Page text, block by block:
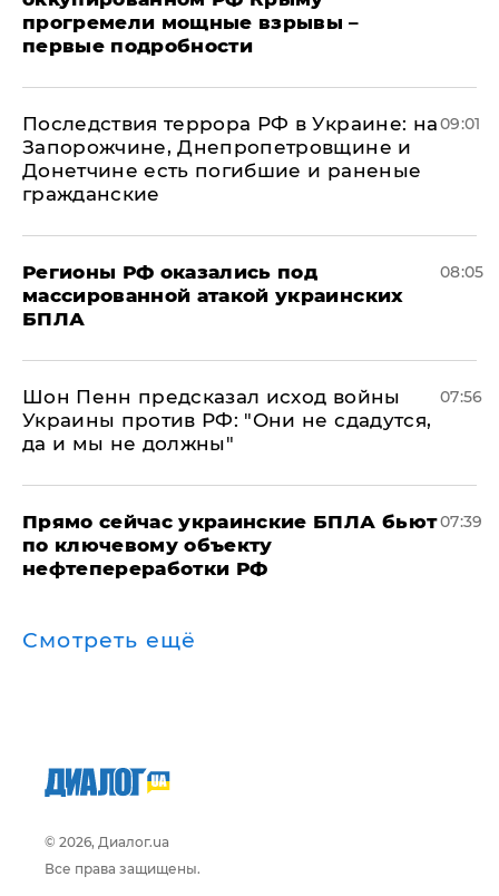
прогремели мощные взрывы –
первые подробности
Последствия террора РФ в Украине: на
Запорожчине, Днепропетровщине и
Донетчине есть погибшие и раненые
гражданские
09:01
Регионы РФ оказались под
массированной атакой украинских
БПЛА
08:05
Шон Пенн предсказал исход войны
Украины против РФ: "Они не сдадутся,
да и мы не должны"
07:56
Прямо сейчас украинские БПЛА бьют
по ключевому объекту
нефтепереработки РФ
07:39
Смотреть ещё
© 2026, Диалог.ua
Все права защищены.